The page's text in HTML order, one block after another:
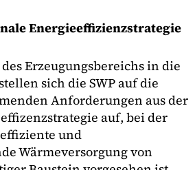
Energieeffizienzstrategie
Erzeugungsbereichs in die
sich die SWP auf die
Anforderungen aus der
auf, bei der
und
Wärmeversorgung von